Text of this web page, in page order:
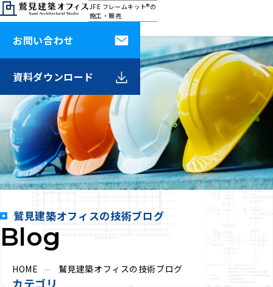
JFE フレームキット®の
施工・販売
お問い合わせ
資料ダウンロード
鷲見建築オフィスの技術ブログ
Blog
HOME 鷲見建築オフィスの技術ブログ
カテゴリ